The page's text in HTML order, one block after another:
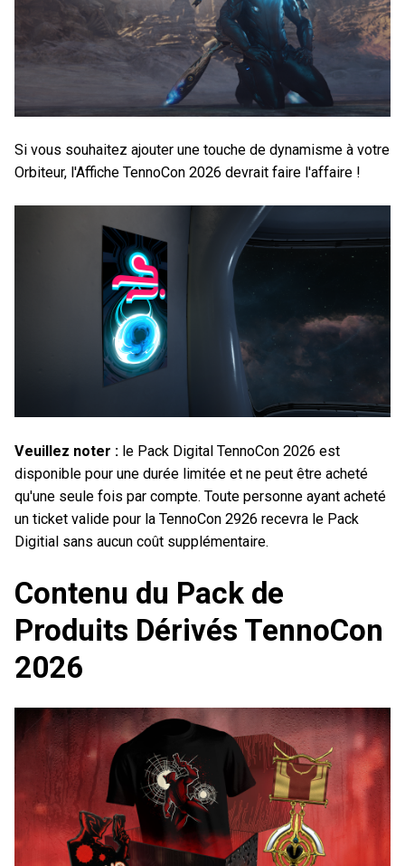
Si vous souhaitez ajouter une touche de dynamisme à votre
Orbiteur, l'Affiche TennoCon 2026 devrait faire l'affaire !
Veuillez noter : le Pack Digital TennoCon 2026 est
disponible pour une durée limitée et ne peut être acheté
qu'une seule fois par compte. Toute personne ayant acheté
un ticket valide pour la TennoCon 2926 recevra le Pack
Digitial sans aucun coût supplémentaire.
Contenu du Pack de
Produits Dérivés TennoCon
2026